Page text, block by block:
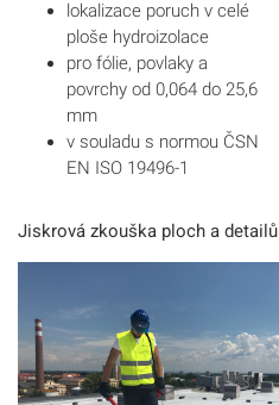
lokalizace poruch v celé
ploše hydroizolace
pro fólie, povlaky a
povrchy od 0,064 do 25,6
mm
v souladu s normou ČSN
EN ISO 19496-1
Jiskrová zkouška ploch a detailů